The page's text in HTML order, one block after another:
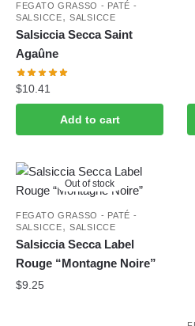
FEGATO GRASSO - PATÉ -
SALSICCE,SALSICCE
Salsiccia Secca Saint
Agaûne
$10.41
Add to cart
Out of stock
FEGATO GRASSO - PATÉ -
SALSICCE,SALSICCE
Salsiccia Secca Label
Rouge “Montagne Noire”
$9.25